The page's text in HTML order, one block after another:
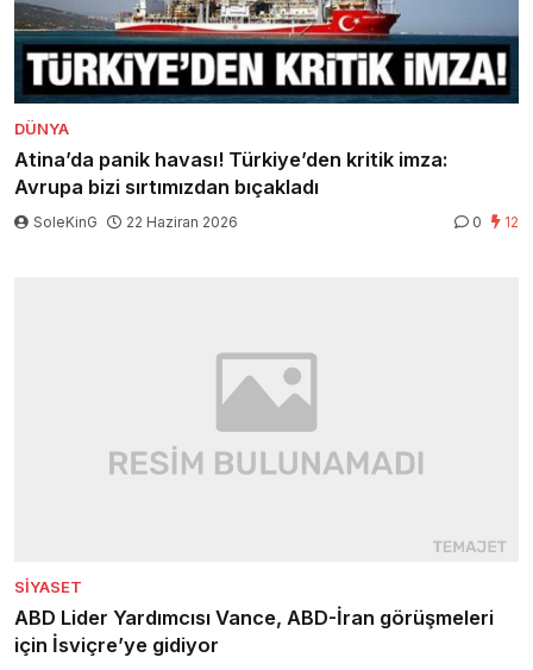
DÜNYA
Atina’da panik havası! Türkiye’den kritik imza:
Avrupa bizi sırtımızdan bıçakladı
SoleKinG 22 Haziran 2026 0 12
SIYASET
ABD Lider Yardımcısı Vance, ABD-İran görüşmeleri
için İsviçre’ye gidiyor